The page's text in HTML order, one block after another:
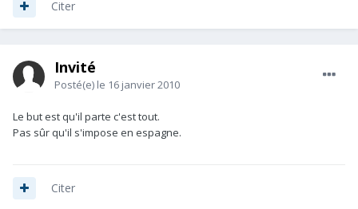
Citer
Invité
Posté(e) le 16 janvier 2010
Le but est qu'il parte c'est tout.
Pas sûr qu'il s'impose en espagne.
Citer